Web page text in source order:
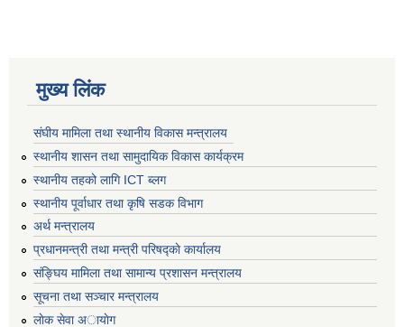
मुख्य लिंक
संघीय मामिला तथा स्थानीय विकास मन्त्रालय
स्थानीय शासन तथा सामुदायिक विकास कार्यक्रम
स्थानीय तहको लागि ICT ब्लग
स्थानीय पूर्वाधार तथा कृषि सडक विभाग
अर्थ मन्त्रालय
प्रधानमन्त्री तथा मन्त्री परिषद्काे कार्यालय
संङ्घिय मामिला तथा सामान्य प्रशासन मन्त्रालय
सूचना तथा सञ्चार मन्त्रालय
लाेक सेवा अायाेग